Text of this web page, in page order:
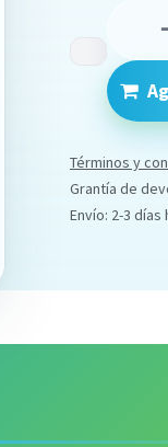
Términos y
Grantía de
Envío: 2-3 días